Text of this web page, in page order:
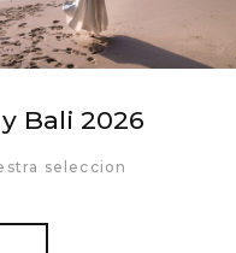
Bali 2026
seleccion